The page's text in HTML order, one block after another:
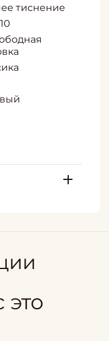
тиснение